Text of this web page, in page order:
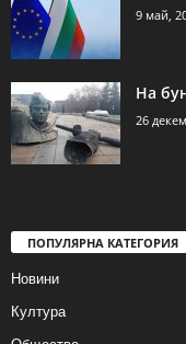
9 май,
На
26
ПОПУЛЯРНА КАТЕГОРИЯ
Новини
Култура